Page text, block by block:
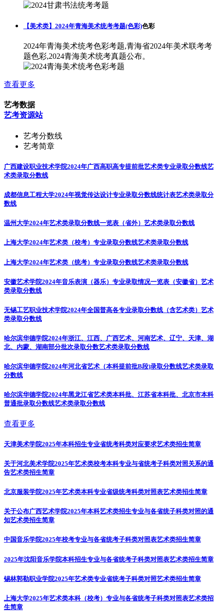
【美术类】2024年青海美术统考考题(色彩)色彩
2024年青海美术统考色彩考题,青海省2024年美术联考考
题色彩,2024青海美术统考真题公布。
查看更多
艺考数据
艺考资源站
艺考分数线
艺考简章
广西建设职业技术学院2024年广西高职高专提前批艺术类专业录取分数线艺
术类录取分数线
成都信息工程大学2024年视觉传达设计专业录取分数线统计表艺术类录取分
数线
温州大学2024年艺术类录取分数线一览表（省外） 艺术类录取分数线
上海大学2024年艺术类（校考）专业录取分数线艺术类录取分数线
上海大学2024年艺术类（统考）专业录取分数线艺术类录取分数线
安徽艺术学院2024年音乐表演（器乐）专业录取情况一览表（安徽省） 艺术
类录取分数线
无锡工艺职业技术学院2024年全国普高各专业录取分数线（含艺术类） 艺术
类录取分数线
哈尔滨华德学院2024年浙江、江西、广西艺术、河南艺术、辽宁、天津、湖
北、内蒙、湖南部分批次录取分数艺术类录取分数线
哈尔滨华德学院2024年河北省艺术（本科提前批B段)录取分数线艺术类录取
分数线
哈尔滨华德学院2024年黑龙江省艺术类本科批、江苏省本科批、北京市本科
普通批录取分数线艺术类录取分数线
查看更多
天津美术学院2025年本科招生专业省统考科类对应要求艺术类招生简章
关于河北美术学院2025年艺术类校考本科专业与省统考子科类对照关系的通
告艺术类招生简章
北京服装学院2025年艺术类本科专业省级统考科类对照表艺术类招生简章
关于公布广西艺术学院2025年本科艺术类招生专业与各省统子科类对照的通
知艺术类招生简章
中国音乐学院2025年校考专业与各省统考子科类对照表艺术类招生简章
2025年沈阳音乐学院本科招生专业与各省统考子科类对照表艺术类招生简章
锡林郭勒职业学院2025年艺术类专业省统考子科类对照艺术类招生简章
上海大学2025年艺术类本科（校考）专业与各省统考子科类对照表艺术类招
生简章